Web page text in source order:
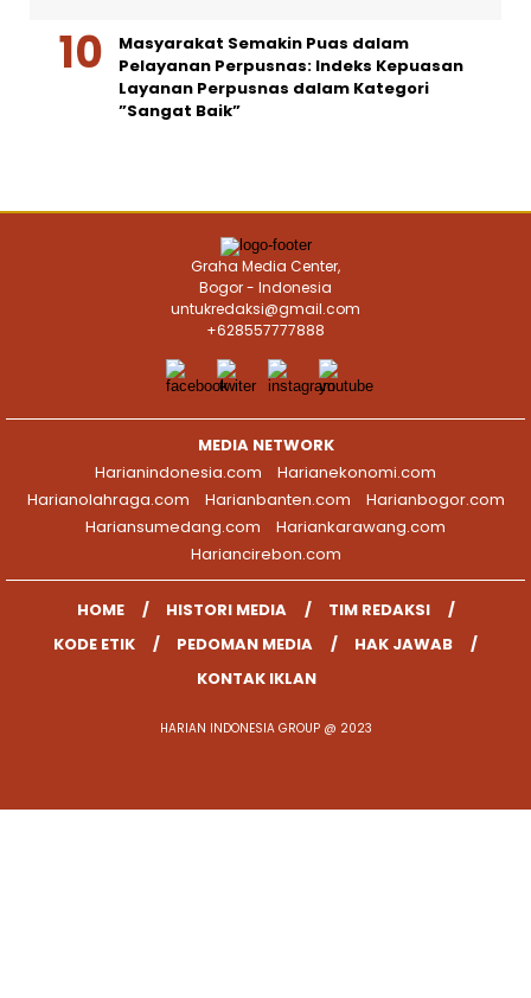
Masyarakat Semakin Puas dalam
Pelayanan Perpusnas: Indeks Kepuasan
Layanan Perpusnas dalam Kategori
”Sangat Baik”
Graha Media Center,
Bogor - Indonesia
untukredaksi@gmail.com
+628557777888
MEDIA NETWORK
Harianindonesia.com
Harianekonomi.com
Harianolahraga.com
Harianbanten.com
Harianbogor.com
Hariansumedang.com
Hariankarawang.com
Hariancirebon.com
HOME HISTORI MEDIA
TIM REDAKSI
KODE ETIK
PEDOMAN MEDIA
HAK JAWAB
KONTAK IKLAN
HARIAN INDONESIA GROUP @ 2023